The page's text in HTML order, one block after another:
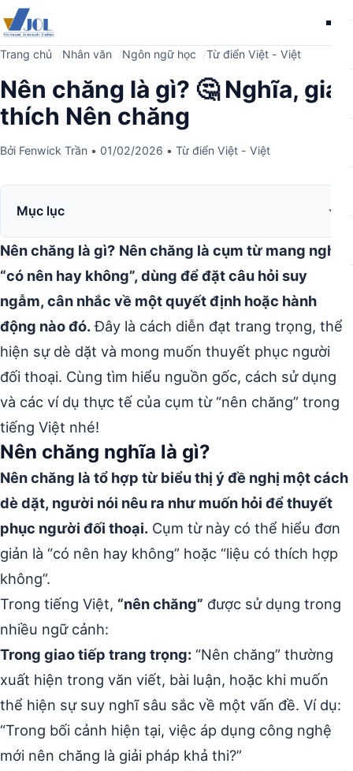
Trang chủ Nhân văn Ngôn ngữ học Từ điển Việt - Việt
Nên chăng là gì? 🤔 Nghĩa, giải
thích Nên chăng
Bởi Fenwick Trần • 01/02/2026 • Từ điển Việt - Việt
Mục lục
Nên chăng là gì? Nên chăng là cụm từ mang nghĩa
“có nên hay không”, dùng để đặt câu hỏi suy
ngẫm, cân nhắc về một quyết định hoặc hành
động nào đó.Đây là cách diễn đạt trang trọng, thể
hiện sự dè dặt và mong muốn thuyết phục người
đối thoại. Cùng tìm hiểu nguồn gốc, cách sử dụng
và các ví dụ thực tế của cụm từ “nên chăng” trong
tiếng Việt nhé!
Nên chăng nghĩa là gì?
Nên chăng là tổ hợp từ biểu thị ý đề nghị một cách
dè dặt, người nói nêu ra như muốn hỏi để thuyết
phục người đối thoại. Cụm từ này có thể hiểu đơn
giản là “có nên hay không” hoặc “liệu có thích hợp
không”.
Trong tiếng Việt, “nên chăng” được sử dụng trong
nhiều ngữ cảnh:
Trong giao tiếp trang trọng: “Nên chăng” thường
xuất hiện trong văn viết, bài luận, hoặc khi muốn
thể hiện sự suy nghĩ sâu sắc về một vấn đề. Ví dụ:
“Trong bối cảnh hiện tại, việc áp dụng công nghệ
mới nên chăng là giải pháp khả thi?”